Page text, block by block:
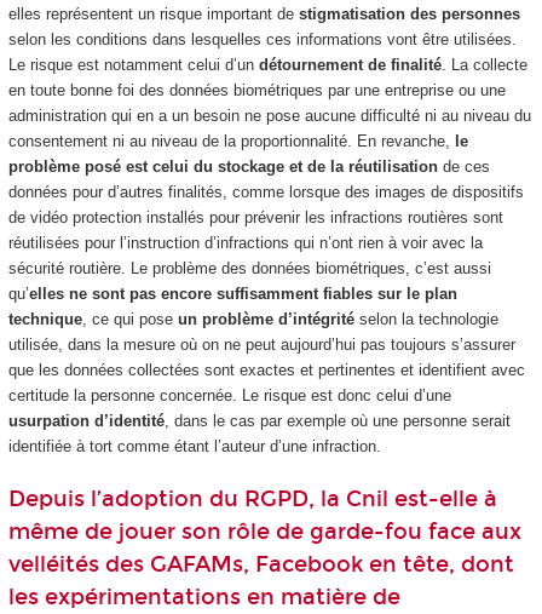
elles représentent un risque important de stigmatisation des personnes
selon les conditions dans lesquelles ces informations vont être utilisées.
Le risque est notamment celui d’un détournement de finalité. La collecte
en toute bonne foi des données biométriques par une entreprise ou une
administration qui en a un besoin ne pose aucune difficulté ni au niveau du
consentement ni au niveau de la proportionnalité. En revanche, le
problème posé est celui du stockage et de la réutilisationde ces
données pour d’autres finalités, comme lorsque des images de dispositifs
de vidéo protection installés pour prévenir les infractions routières sont
réutilisées pour l’instruction d’infractions qui n’ont rien à voir avec la
sécurité routière. Le problème des données biométriques, c’est aussi
qu’elles ne sont pas encore suffisamment fiables sur le plan
technique, ce qui pose un problème d’intégrité selon la technologie
utilisée, dans la mesure où on ne peut aujourd’hui pas toujours s’assurer
que les données collectées sont exactes et pertinentes et identifient avec
certitude la personne concernée. Le risque est donc celui d’une
usurpation d’identité, dans le cas par exemple où une personne serait
identifiée à tort comme étant l’auteur d’une infraction.
Depuis l’adoption du RGPD, la Cnil est-elle à
même de jouer son rôle de garde-fou face aux
velléités des GAFAMs, Facebook en tête, dont
les expérimentations en matière de